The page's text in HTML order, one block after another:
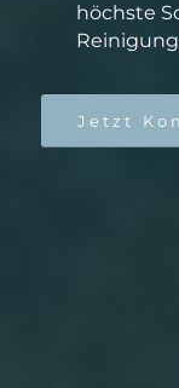
höchste
Jetzt